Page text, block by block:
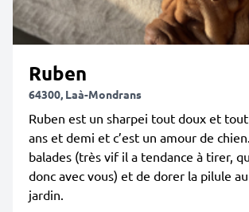
Ruben
64300, Laà-Mondrans
Ruben est un sharpei tout doux et tout
ans et demi et c’est un amour de
balades (très vif il a tendance à tirer,
donc avec vous) et de dorer la pilule
jardin.